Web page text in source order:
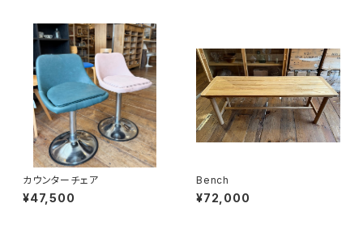
カウンターチェア
¥47,500
Bench
¥72,000